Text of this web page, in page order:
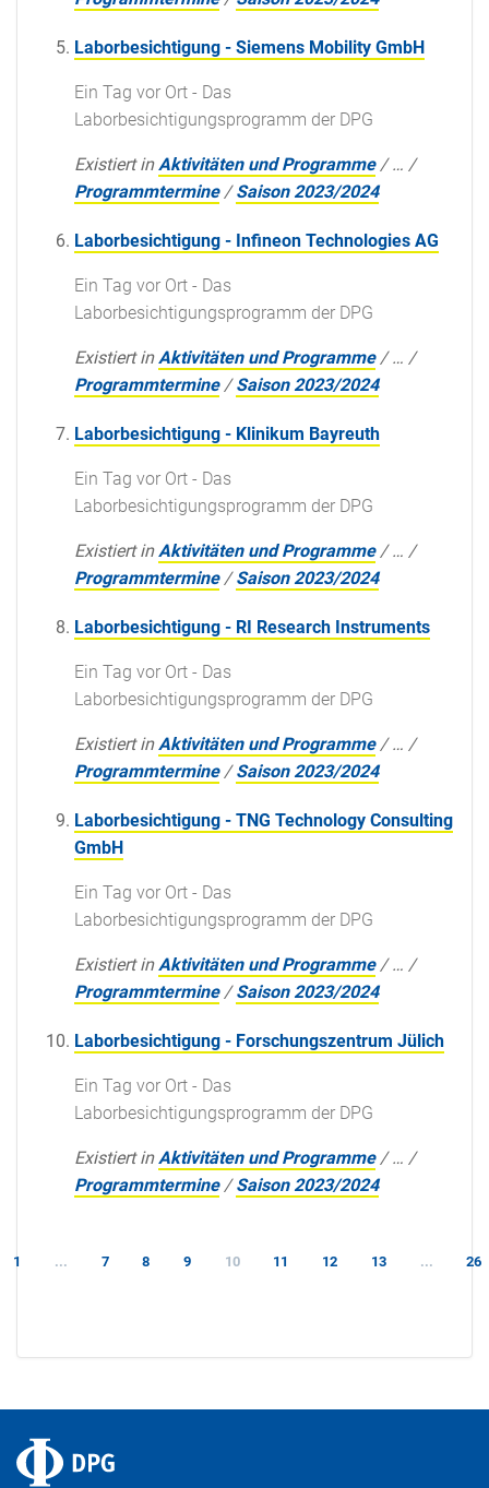
Laborbesichtigung - Siemens Mobility GmbH
Ein Tag vor Ort - Das
Laborbesichtigungsprogramm der DPG
Existiert in Aktivitäten und Programme /… /
Programmtermine /Saison 2023/2024
Laborbesichtigung - Infineon Technologies AG
Ein Tag vor Ort - Das
Laborbesichtigungsprogramm der DPG
Existiert in Aktivitäten und Programme /… /
Programmtermine /Saison 2023/2024
Laborbesichtigung - Klinikum Bayreuth
Ein Tag vor Ort - Das
Laborbesichtigungsprogramm der DPG
Existiert in Aktivitäten und Programme /… /
Programmtermine /Saison 2023/2024
Laborbesichtigung - RI Research Instruments
Ein Tag vor Ort - Das
Laborbesichtigungsprogramm der DPG
Existiert in Aktivitäten und Programme /… /
Programmtermine /Saison 2023/2024
Laborbesichtigung - TNG Technology Consulting
GmbH
Ein Tag vor Ort - Das
Laborbesichtigungsprogramm der DPG
Existiert in Aktivitäten und Programme /… /
Programmtermine /Saison 2023/2024
Laborbesichtigung - Forschungszentrum Jülich
Ein Tag vor Ort - Das
Laborbesichtigungsprogramm der DPG
Existiert in Aktivitäten und Programme /… /
Programmtermine /Saison 2023/2024
1 ... 7 8 9 10 11 12 13 ... 26